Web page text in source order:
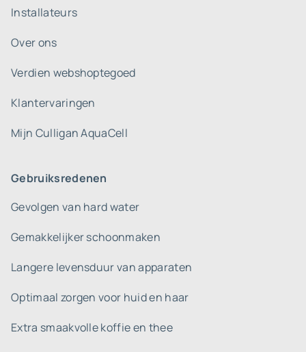
Installateurs
Over ons
Verdien webshoptegoed
Klantervaringen
Mijn Culligan AquaCell
Gebruiksredenen
Gevolgen van hard water
Gemakkelijker schoonmaken
Langere levensduur van apparaten
Optimaal zorgen voor huid en haar
Extra smaakvolle koffie en thee